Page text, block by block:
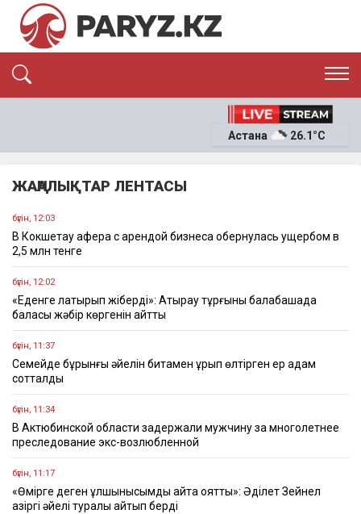
ЭКОНОМИКА
ОҚИҒА
Астана 26.1°C
ЖАҢАЛЫҚТАР ЛЕНТАСЫ
бүгін, 12:03
В Кокшетау афера с арендой бизнеса обернулась ущербом в
2,5 млн тенге
бүгін, 12:02
«Еденге лақтырып жіберді»: Атырау тұрғыны балабақшада
баласы жәбір көргенін айтты
бүгін, 11:37
Семейде бұрынғы әйелін битамен ұрып өлтірген ер адам
сотталды
бүгін, 11:34
В Актюбинской области задержали мужчину за многолетнее
преследование экс-возлюбленной
бүгін, 11:17
«Өмірге деген құлшынысымды қайта оятты»: Әділет Зейнел
қазіргі әйелі туралы айтып берді